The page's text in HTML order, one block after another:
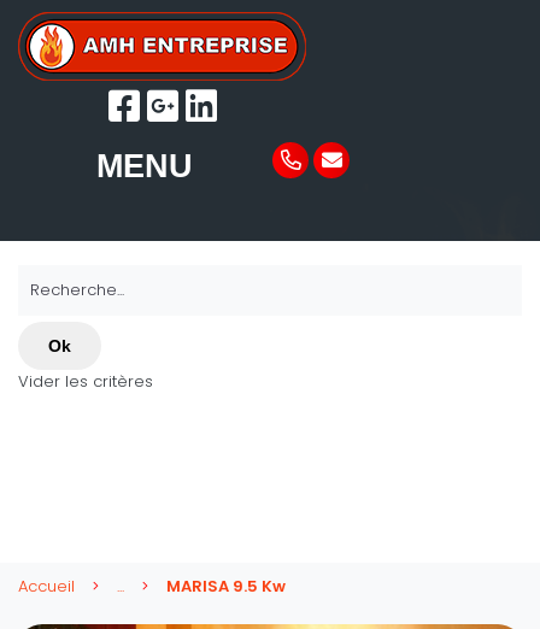
MENU
Recherche...
Ok
Vider les critères
Accueil ... MARISA 9.5 Kw